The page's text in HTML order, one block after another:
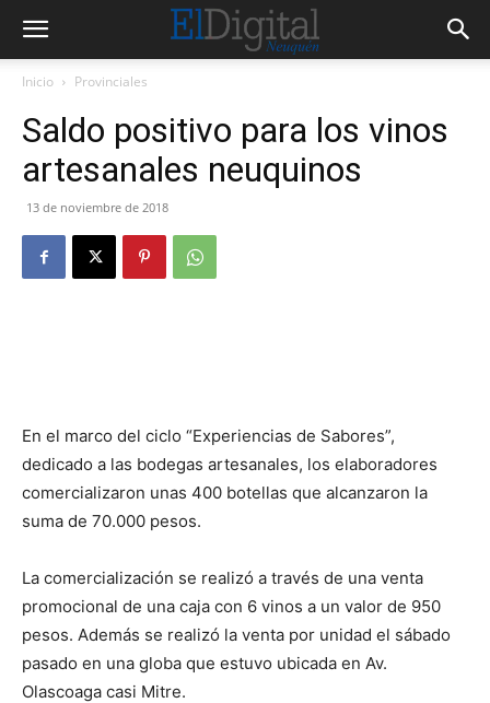
Inicio Provinciales
Saldo positivo para los vinos
artesanales neuquinos
13 de noviembre de 2018
En el marco del ciclo “Experiencias de Sabores”,
dedicado a las bodegas artesanales, los elaboradores
comercializaron unas 400 botellas que alcanzaron la
suma de 70.000 pesos.
La comercialización se realizó a través de una venta
promocional de una caja con 6 vinos a un valor de 950
pesos. Además se realizó la venta por unidad el sábado
pasado en una globa que estuvo ubicada en Av.
Olascoaga casi Mitre.